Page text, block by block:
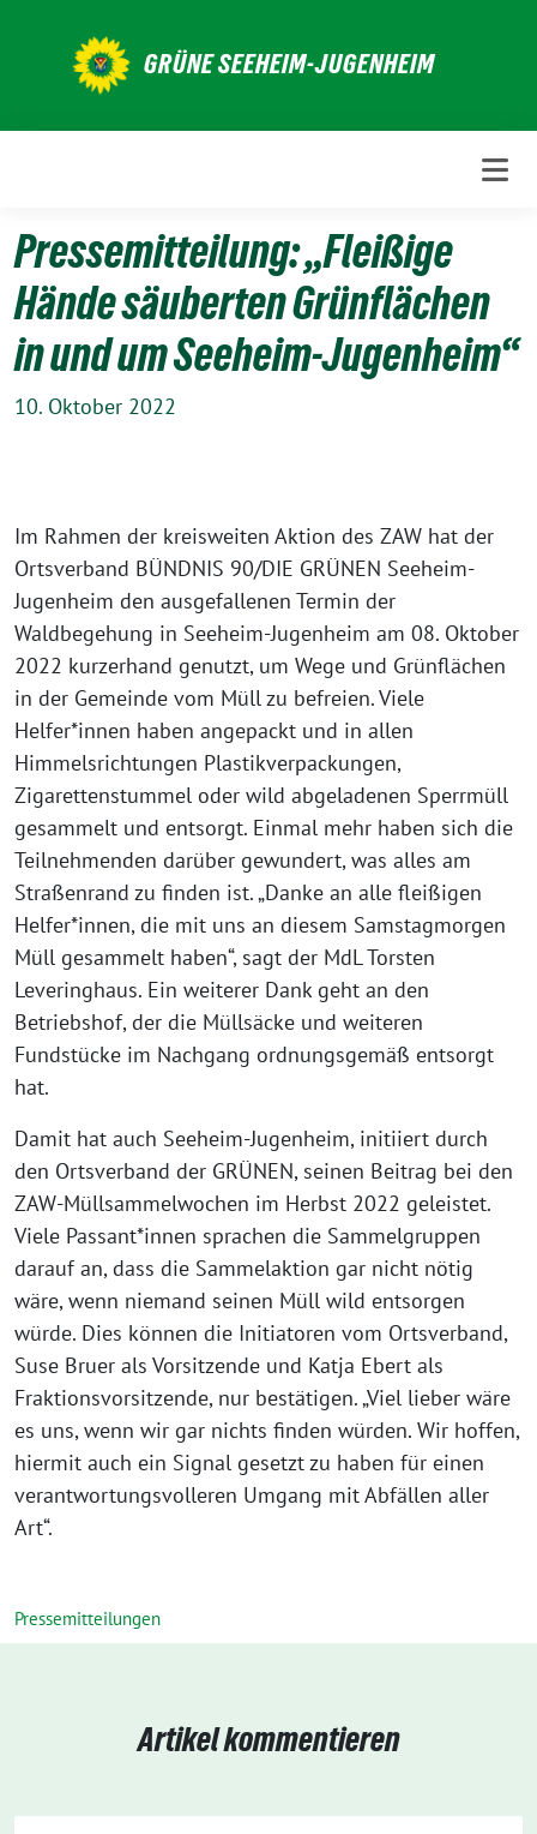
GRÜNE SEEHEIM-JUGENHEIM
Pressemitteilung: „Fleißige
Hände säuberten Grünflächen
in und um Seeheim-Jugenheim“
10. Oktober 2022
Im Rahmen der kreisweiten Aktion des ZAW hat der
Ortsverband BÜNDNIS 90/DIE GRÜNEN Seeheim-
Jugenheim den ausgefallenen Termin der
Waldbegehung in Seeheim-Jugenheim am 08. Oktober
2022 kurzerhand genutzt, um Wege und Grünflächen
in der Gemeinde vom Müll zu befreien. Viele
Helfer*innen haben angepackt und in allen
Himmelsrichtungen Plastikverpackungen,
Zigarettenstummel oder wild abgeladenen Sperrmüll
gesammelt und entsorgt. Einmal mehr haben sich die
Teilnehmenden darüber gewundert, was alles am
Straßenrand zu finden ist. „Danke an alle fleißigen
Helfer*innen, die mit uns an diesem Samstagmorgen
Müll gesammelt haben“, sagt der MdL Torsten
Leveringhaus. Ein weiterer Dank geht an den
Betriebshof, der die Müllsäcke und weiteren
Fundstücke im Nachgang ordnungsgemäß entsorgt
hat.
Damit hat auch Seeheim-Jugenheim, initiiert durch
den Ortsverband der GRÜNEN, seinen Beitrag bei den
ZAW-Müllsammelwochen im Herbst 2022 geleistet.
Viele Passant*innen sprachen die Sammelgruppen
darauf an, dass die Sammelaktion gar nicht nötig
wäre, wenn niemand seinen Müll wild entsorgen
würde. Dies können die Initiatoren vom Ortsverband,
Suse Bruer als Vorsitzende und Katja Ebert als
Fraktionsvorsitzende, nur bestätigen. „Viel lieber wäre
es uns, wenn wir gar nichts finden würden. Wir hoffen,
hiermit auch ein Signal gesetzt zu haben für einen
verantwortungsvolleren Umgang mit Abfällen aller
Art“.
Pressemitteilungen
Artikel kommentieren